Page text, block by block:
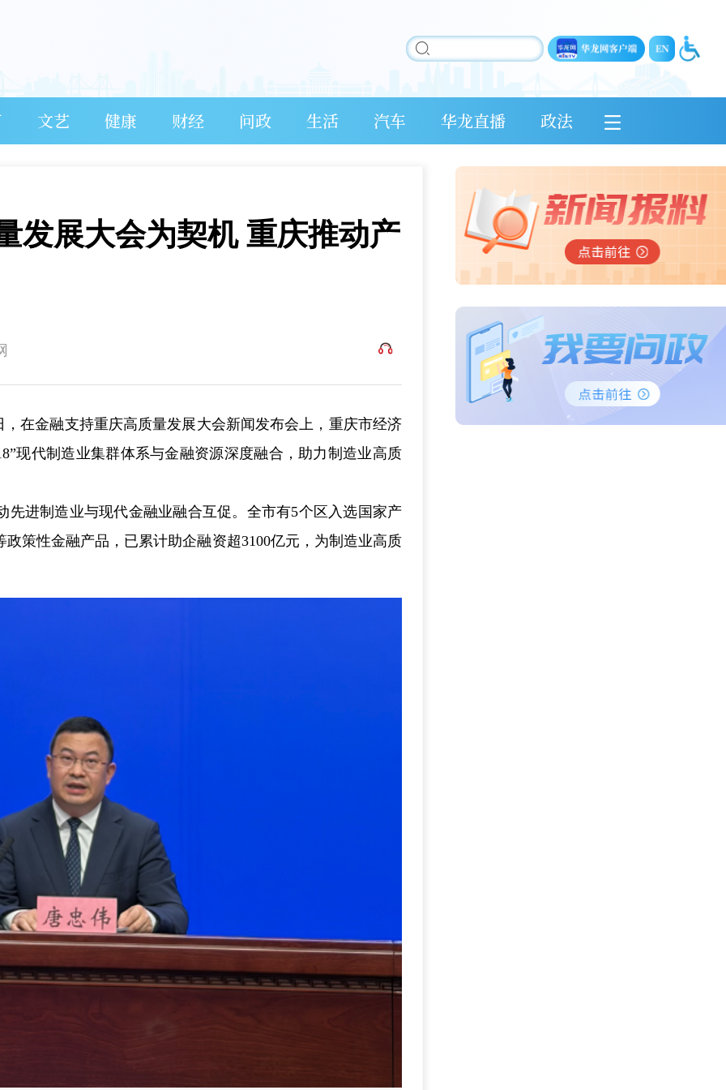
文艺 健康 财经 问政 生活 汽车 华龙直播 政法
发展大会为契机 重庆推动产
在金融支持重庆高质量发展大会新闻发布会上，重庆市经济
现代制造业集群体系与金融资源深度融合，助力制造业高质
先进制造业与现代金融业融合互促。全市有5个区入选国家产
策性金融产品，已累计助企融资超3100亿元，为制造业高质